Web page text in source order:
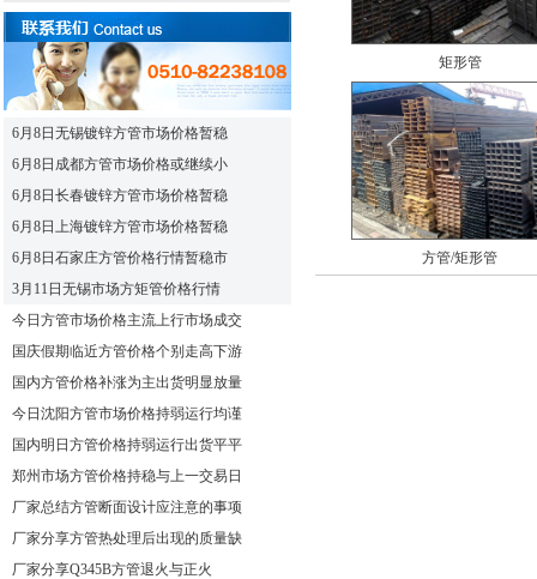
6月8日无锡镀锌方管市场价格暂稳
6月8日成都方管市场价格或继续小
6月8日长春镀锌方管市场价格暂稳
6月8日上海镀锌方管市场价格暂稳
6月8日石家庄方管价格行情暂稳市
3月11日无锡市场方矩管价格行情
今日方管市场价格主流上行市场成交
国庆假期临近方管价格个别走高下游
国内方管价格补涨为主出货明显放量
今日沈阳方管市场价格持弱运行均谨
国内明日方管价格持弱运行出货平平
郑州市场方管价格持稳与上一交易日
厂家总结方管断面设计应注意的事项
厂家分享方管热处理后出现的质量缺
厂家分享Q345B方管退火与正火
矩形管
方管/矩形管